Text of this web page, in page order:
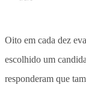
Oito em cada dez
escolhido um
responderam que